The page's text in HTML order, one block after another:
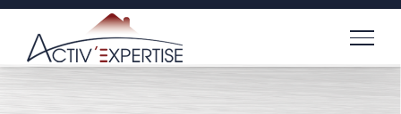
Passer
contenu